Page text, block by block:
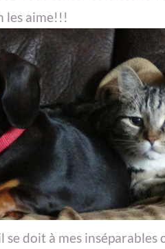
les aime!!!
se doit à mes